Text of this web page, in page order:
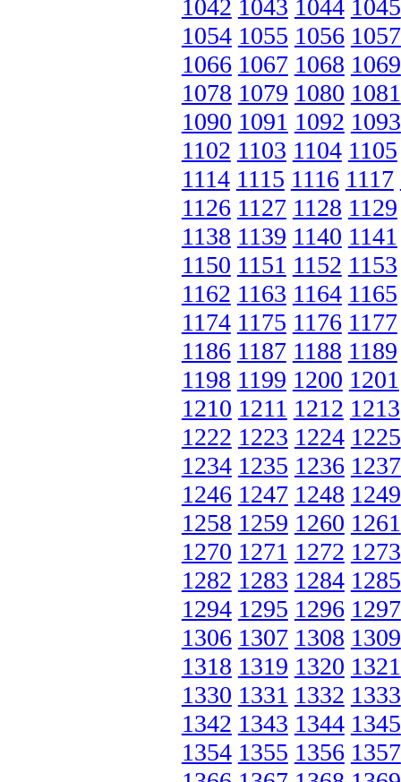
1042 1043 1044 1045
1054 1055 1056 1057
1066 1067 1068 1069
1078 1079 1080 1081
1090 1091 1092 1093
1102 1103 1104 1105
1114 1115 1116 1117
1126 1127 1128 1129
1138 1139 1140 1141
1150 1151 1152 1153
1162 1163 1164 1165
1174 1175 1176 1177
1186 1187 1188 1189
1198 1199 1200 1201
1210 1211 1212 1213
1222 1223 1224 1225
1234 1235 1236 1237
1246 1247 1248 1249
1258 1259 1260 1261
1270 1271 1272 1273
1282 1283 1284 1285
1294 1295 1296 1297
1306 1307 1308 1309
1318 1319 1320 1321
1330 1331 1332 1333
1342 1343 1344 1345
1354 1355 1356 1357